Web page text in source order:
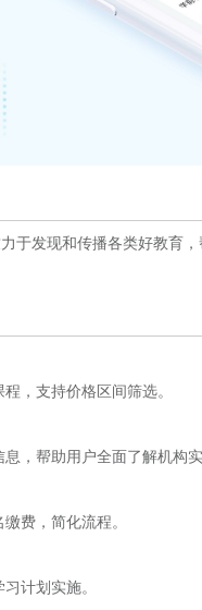
发现和传播各类好教育
，支持价格区间筛选。
，帮助用户全面了解机构实
费，简化流程。
计划实施。